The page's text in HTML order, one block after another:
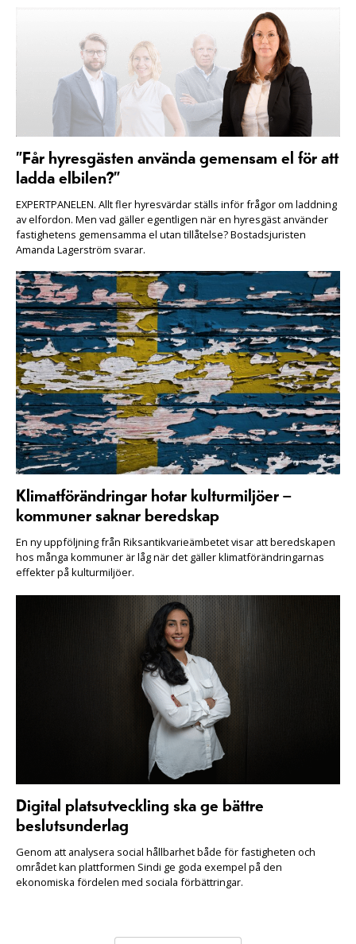
”Får hyresgästen använda gemensam el för att
ladda elbilen?”
EXPERTPANELEN. Allt fler hyresvärdar ställs inför frågor om laddning
av elfordon. Men vad gäller egentligen när en hyresgäst använder
fastighetens gemensamma el utan tillåtelse? Bostadsjuristen
Amanda Lagerström svarar.
Klimatförändringar hotar kulturmiljöer –
kommuner saknar beredskap
En ny uppföljning från Riksantikvarieämbetet visar att beredskapen
hos många kommuner är låg när det gäller klimatförändringarnas
effekter på kulturmiljöer.
Digital platsutveckling ska ge bättre
beslutsunderlag
Genom att analysera social hållbarhet både för fastigheten och
området kan plattformen Sindi ge goda exempel på den
ekonomiska fördelen med sociala förbättringar.